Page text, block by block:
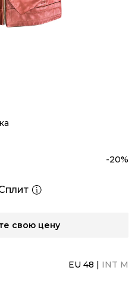
-20%
свою цену
EU 48 | INT M